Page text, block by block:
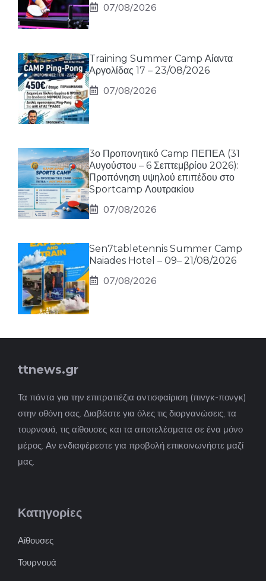
07/08/2026
Training Summer Camp Αίαντα
Αργολίδας 17 – 23/08/2026
07/08/2026
3ο Προπονητικό Camp ΠΕΠΕΑ (31
Αυγούστου – 6 Σεπτεμβρίου 2026):
Προπόνηση υψηλού επιπέδου στο
Sportcamp Λουτρακίου
07/08/2026
Sen7tabletennis Summer Camp
Naiades Hotel – 09– 21/08/2026
07/08/2026
ttnews.gr
Τα πάντα για την επιτραπέζια αντισφαίριση (πινγκ-πονγκ)
στην οθόνη σας. Διαβάστε για όλες τις διοργανώσεις, τα
τουρνουά, τις αίθουσες και τα αποτελέσματα σε ένα μόνο
μέρος. Αν ενδιαφέρεστε για προβολή επικοινωνήστε μαζί
μας.
Κατηγορίες
Αίθουσες
Τουρνουά